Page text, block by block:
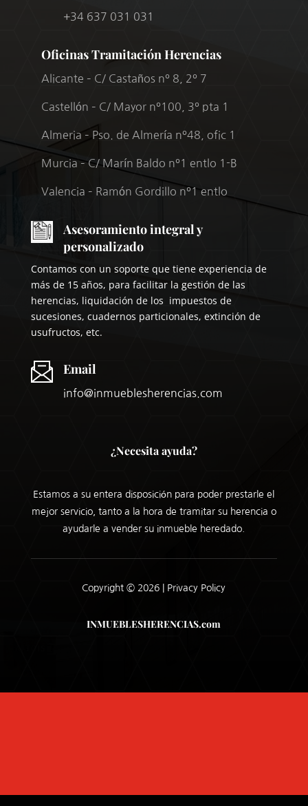
+34 637 031 031
Oficinas Tramitación Herencias
Alicante – C/ Castaños nº 8, 2º 7
Castellón – C/ Mayor nº100, 3º pta 1
Almeria – Pso. de Almería nº48, ofic 1
Murcia – C/ Marín Baldo nº1 entlo 1-B
Valencia – Ramón Gordillo nº1 entlo
Asesoramiento integral y
personalizado
Contamos con un soporte que tiene experiencia de
más de 15 años, para facilitar la gestión de las
herencias, liquidación de los impuestos de
sucesiones, cuadernos particionales, extinción de
usufructos, etc.
Email
info@inmueblesherencias.com
¿Necesita ayuda?
Estamos a su entera disposición para poder prestarle el
mejor servicio, tanto a la hora de tramitar su herencia o
ayudarle a vender su inmueble heredado.
Copyright © 2026 | Privacy Policy
INMUEBLESHERENCIAS.com